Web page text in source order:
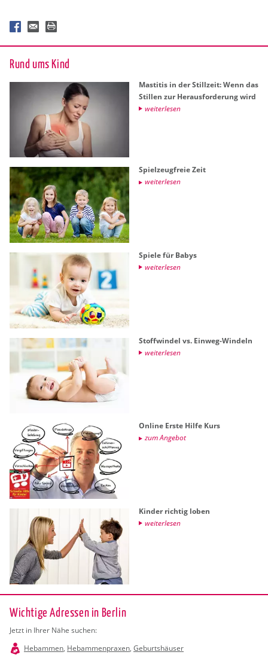
Rund ums Kind
Masti­tis in der Still­zeit: Wenn das
Stil­len zur Her­aus­for­de­rung wird
wei­ter­le­sen
Spiel­zeug­freie Zeit
wei­ter­le­sen
Spie­le für Babys
wei­ter­le­sen
Stoff­win­del vs. Ein­weg-Win­deln
wei­ter­le­sen
On­line Erste Hilfe Kurs
zum An­ge­bot
Kin­der rich­tig loben
wei­ter­le­sen
Wichtige Adressen in Berlin
Jetzt in Ihrer Nähe suchen:
Hebammen, Hebammenpraxen, Geburtshäuser